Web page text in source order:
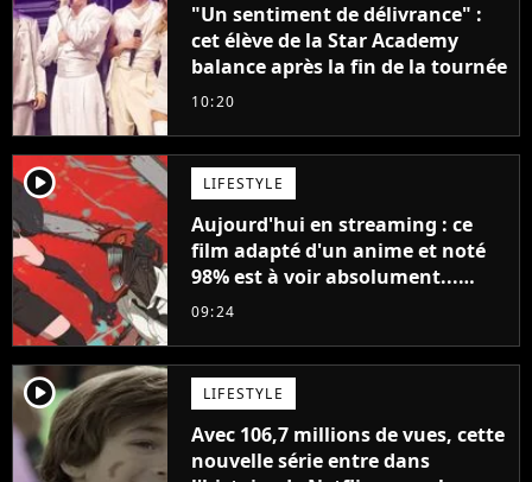
"Un sentiment de délivrance" :
cet élève de la Star Academy
balance après la fin de la tournée
10:20
player2 LIFESTYLE
Aujourd'hui en streaming : ce
film adapté d'un anime et noté
98% est à voir absolument...
sinon vous ne comprendrez plus
09:24
player2 LIFESTYLE
Avec 106,7 millions de vues, cette
nouvelle série entre dans